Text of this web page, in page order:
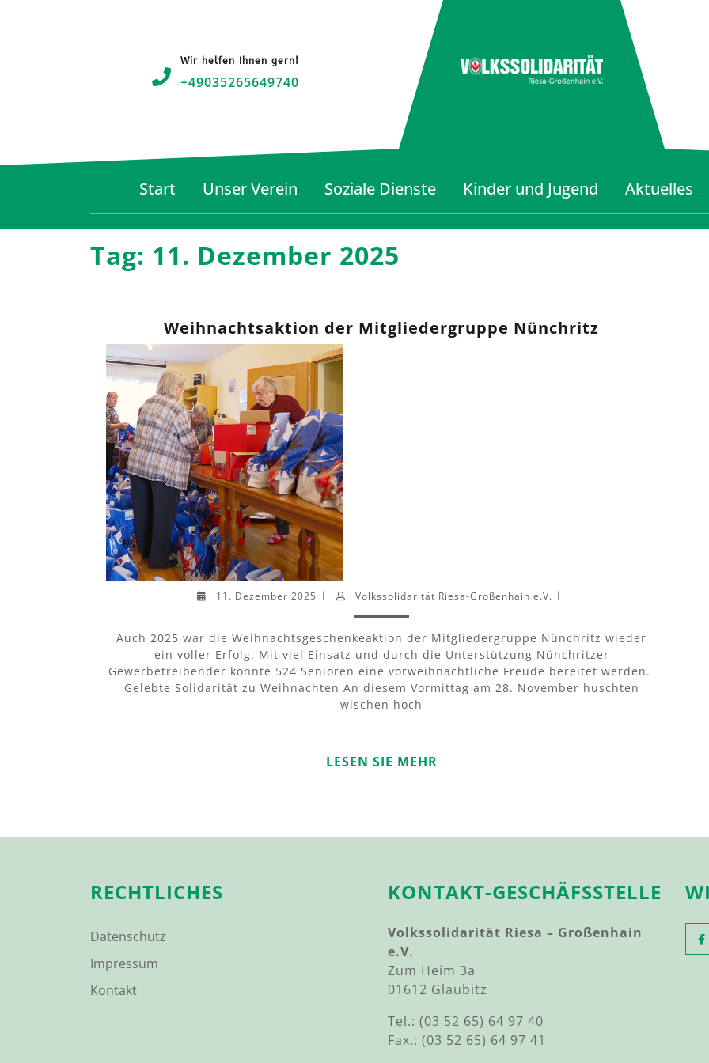
Wir helfen Ihnen gern!
+49035265649740
Start Unser Verein Soziale Dienste Kinder und Jugend Aktuelles
Tag: 11. Dezember 2025
Weihnachtsaktion der Mitgliedergruppe Nünchritz
11. Dezember 2025 Volkssolidarität Riesa-Großenhain e.V.
Auch 2025 war die Weihnachtsgeschenkeaktion der Mitgliedergruppe Nünchritz wieder
ein voller Erfolg. Mit viel Einsatz und durch die Unterstützung Nünchritzer
Gewerbetreibender konnte 524 Senioren eine vorweihnachtliche Freude bereitet werden.
Gelebte Solidarität zu Weihnachten An diesem Vormittag am 28. November huschten
wischen hoch
LESEN SIE MEHR
RECHTLICHES
Datenschutz
Impressum
Kontakt
KONTAKT-GESCHÄFSSTELLE
Volkssolidarität Riesa – Großenhain
e.V.
Zum Heim 3a
01612 Glaubitz
Tel.: (03 52 65) 64 97 40
Fax.: (03 52 65) 64 97 41